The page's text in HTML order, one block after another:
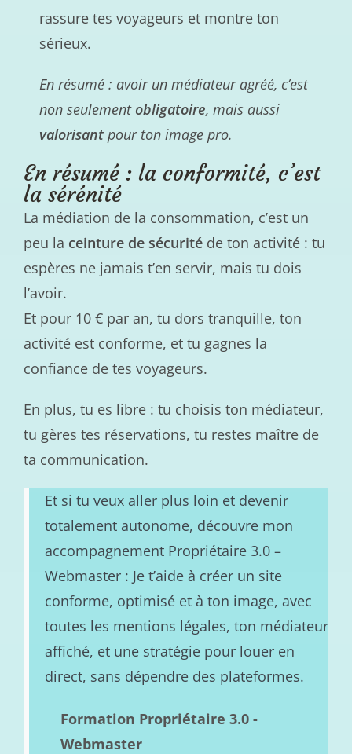
rassure tes voyageurs et montre ton
sérieux.
En résumé : avoir un médiateur agréé, c’est
non seulementobligatoire, mais aussi
valorisant pour ton image pro.
En résumé : la conformité, c’est
la sérénité
La médiation de la consommation, c’est un
peu la ceinture de sécurité de ton activité : tu
espères ne jamais t’en servir, mais tu dois
l’avoir.
Et pour 10 € par an, tu dors tranquille, ton
activité est conforme, et tu gagnes la
confiance de tes voyageurs.
En plus, tu es libre : tu choisis ton médiateur,
tu gères tes réservations, tu restes maître de
ta communication.
Et si tu veux aller plus loin et devenir
totalement autonome, découvre mon
accompagnement Propriétaire 3.0 –
Webmaster : Je t’aide à créer un site
conforme, optimisé et à ton image, avec
toutes les mentions légales, ton médiateur
affiché, et une stratégie pour louer en
direct, sans dépendre des plateformes.
Formation Propriétaire 3.0 -
Webmaster